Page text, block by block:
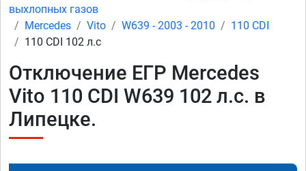
выхлопных газов
Mercedes
Vito W639 - 2003 - 2010
110 CDI
110 CDI 102 л.с
Отключение ЕГР Mercedes
Vito 110 CDI W639 102 л.с. в
Липецке.